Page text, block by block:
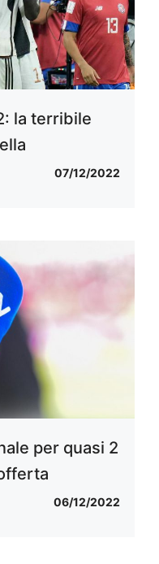
la terribile
07/12/2022
per quasi 2
06/12/2022